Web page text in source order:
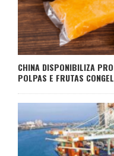
CHINA DISPONIBILIZA
POLPAS E FRUTAS